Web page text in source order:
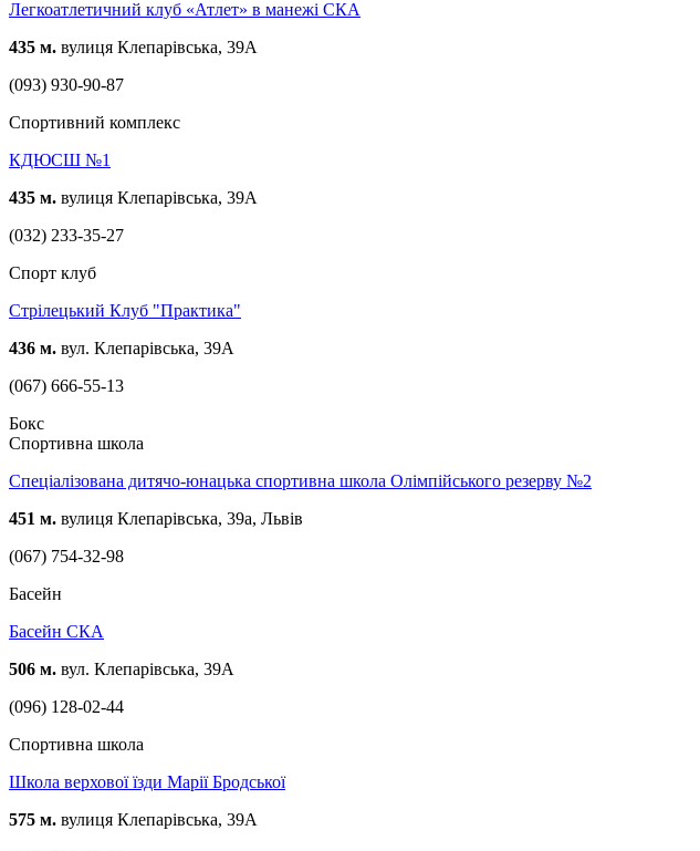
Легкоатлетичний клуб «Атлет» в манежі СКА
435 м. вулиця Клепарівська, 39А
(093) 930-90-87
Спортивний комплекс
КДЮСШ №1
435 м. вулиця Клепарівська, 39А
(032) 233-35-27
Спорт клуб
Стрілецький Клуб "Практика"
436 м. вул. Клепарівська, 39А
(067) 666-55-13
Бокс
Спортивна школа
Спеціалізована дитячо-юнацька спортивна школа Олімпійського резерву №2
451 м. вулиця Клепарівська, 39а, Львів
(067) 754-32-98
Басейн
Басейн СКА
506 м. вул. Клепарівська, 39А
(096) 128-02-44
Спортивна школа
Школа верхової їзди Марії Бродської
575 м. вулиця Клепарівська, 39А